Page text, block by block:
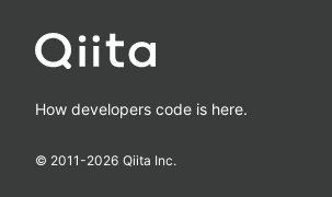
How developers code is here.
© 2011-2026 Qiita Inc.